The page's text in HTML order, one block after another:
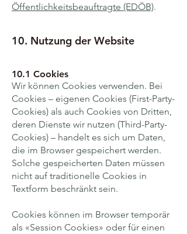
Öffentlich­keits­beauftragte (EDÖB).
10. Nutzung der Website
10.1 Cookies
Wir können Cookies verwenden. Bei
Cookies – eigenen Cookies (First-Party-
Cookies) als auch Cookies von Dritten,
deren Dienste wir nutzen (Third-Party-
Cookies) – handelt es sich um Daten,
die im Browser gespeichert werden.
Solche gespeicherten Daten müssen
nicht auf traditionelle Cookies in
Textform beschränkt sein.
Cookies können im Browser temporär
als «Session Cookies» oder für einen